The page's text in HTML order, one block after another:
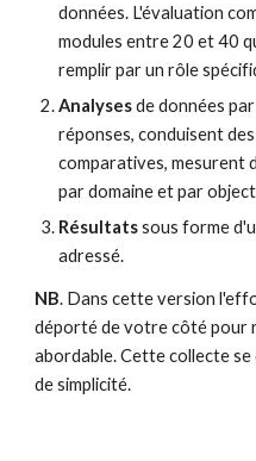
données. L'évaluation
modules entre 20 et 40
remplir par un rôle
Analyses de données
réponses, conduisent
comparatives, mesurent
par domaine et par
Résultats sous forme
adressé.
NB. Dans cette version
déporté de votre côté pour
abordable. Cette collecte
de simplicité.